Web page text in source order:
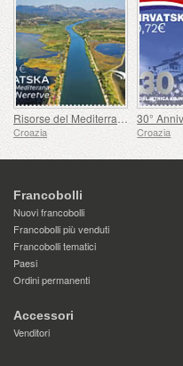
Risorse del Mediterraneo - Il Delta della Neretva (C)
Croazia Croazia
Francobolli
Nuovi francobolli
Francobolli più venduti
Francobolli tematici
Paesi
Ordini permanenti
Accessori
Venditori